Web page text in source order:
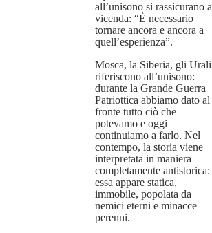
all’unisono si rassicurano a
vicenda: “È necessario
tornare ancora e ancora a
quell’esperienza”.
Mosca, la Siberia, gli Urali
riferiscono all’unisono:
durante la Grande Guerra
Patriottica abbiamo dato al
fronte tutto ciò che
potevamo e oggi
continuiamo a farlo. Nel
contempo, la storia viene
interpretata in maniera
completamente antistorica:
essa appare statica,
immobile, popolata da
nemici eterni e minacce
perenni.